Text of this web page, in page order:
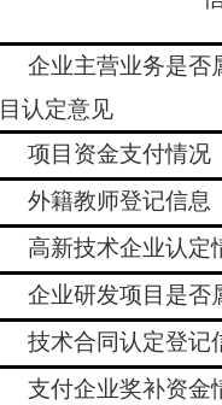
企业主营业务是否
目认定意见
项目资金支付情况
外籍教师登记信息
高新技术企业认定
企业研发项目是否
技术合同认定登记
支付企业奖补资金